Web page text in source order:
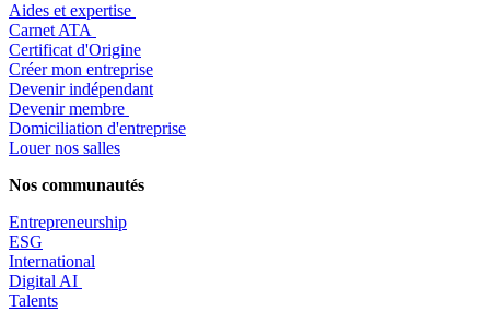
Aides et expertise
​Carnet ATA
Certificat d'Origine
Créer mon entreprise
Devenir indépendant
Devenir membre
​Domiciliation d'entreprise
Louer nos salles
Nos communautés
Entrepreneurship
ESG
International
Digital AI
Talents